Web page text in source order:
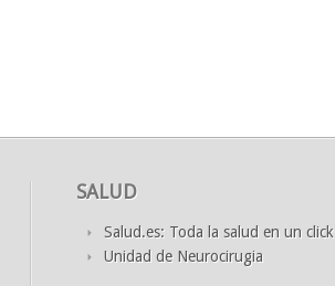
SALUD
Salud.es: Toda la salud en un click
Unidad de Neurocirugia